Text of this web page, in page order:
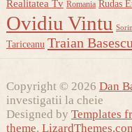
Realitatea Tv Romania Rudas
Ovidiu Vintu
Tariceanu Traian Basescu
Copyright © 2026 Dan
investigatii la cheie
Designed by Templates
theme,